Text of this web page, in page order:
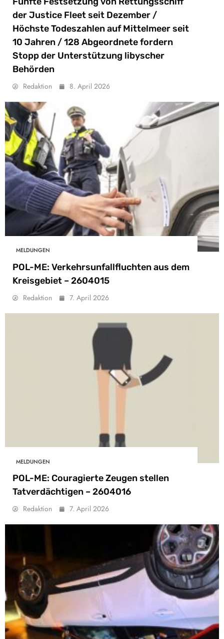
der Justice Fleet seit Dezember /
Höchste Todeszahlen auf Mittelmeer seit
10 Jahren / 128 Abgeordnete fordern
Stopp der Unterstützung libyscher
Behörden
Redaktion 8. April 2026
MELDUNGEN
POL-ME: Verkehrsunfallfluchten aus dem
Kreisgebiet – 2604015
Redaktion 7. April 2026
MELDUNGEN
POL-ME: Couragierte Zeugen stellen
Tatverdächtigen – 2604016
Redaktion 7. April 2026